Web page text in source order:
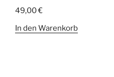
49,00€
In den Warenkorb